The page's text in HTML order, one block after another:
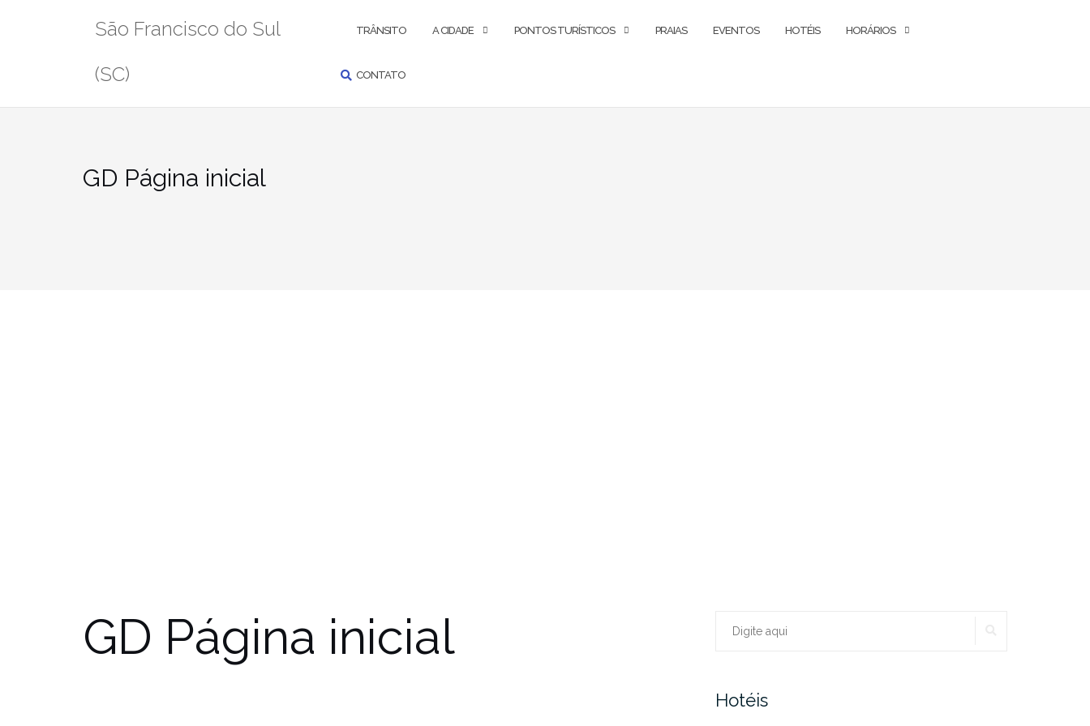
São Francisco do Sul
(SC)
TRÂNSITO A CIDADE PONTOS TURÍSTICOS PRAIAS EVENTOS HOTÉIS HORÁRIOS
CONTATO
GD Página inicial
GD Página inicial Procurar:
Hotéis